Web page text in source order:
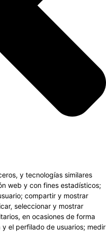
y tecnologías similares
web y con fines estadísticos;
compartir y mostrar
seleccionar y mostrar
en ocasiones de forma
el perfilado de usuarios; medir